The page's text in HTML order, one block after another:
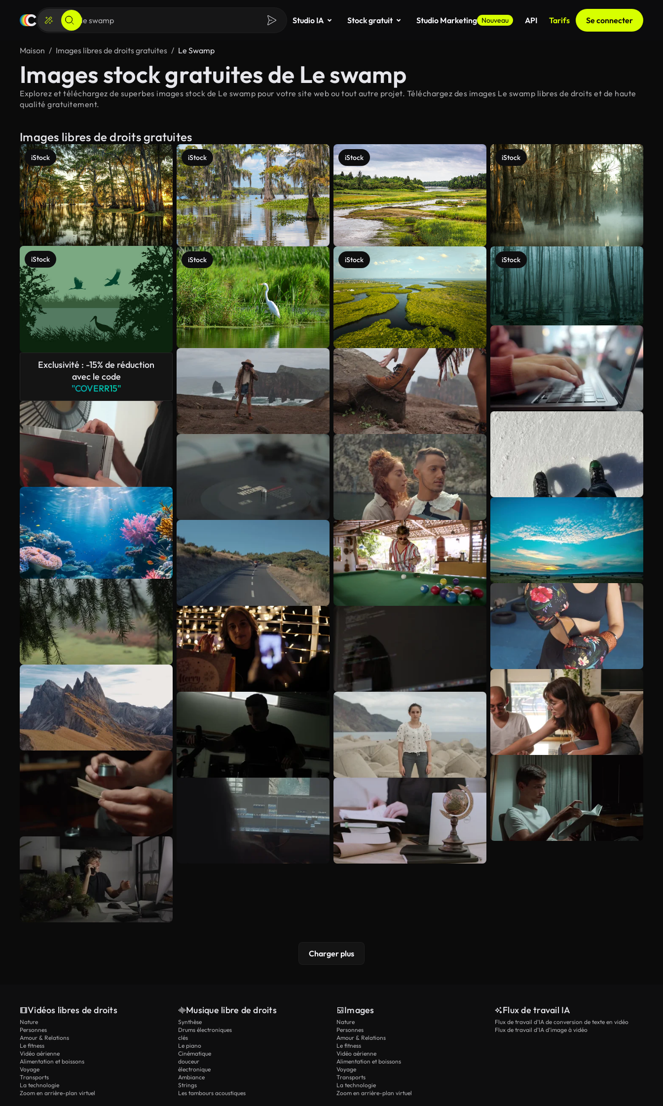
Studio IA Stock gratuit Studio Marketing Nouveau API Tarifs Se connecter
Maison Images libres de droits gratuites Le Swamp
Images stock gratuites de Le swamp
Explorez et téléchargez de superbes images stock de Le swamp pour votre site web ou tout autre projet. Téléchargez des images Le swamp libres de droits et de haute
qualité gratuitement.
Images libres de droits gratuites
iStock
iStock
Exclusivité : -15% de réduction
avec le code
"COVERR15"
iStock
iStock
iStock
iStock
iStock
iStock
Voir plus
Charger plus
Vidéos libres de droits
Nature
Personnes
Amour & Relations
Le fitness
Vidéo aérienne
Alimentation et boissons
Voyage
Transports
La technologie
Zoom en arrière-plan virtuel
Musique libre de droits
Synthèse
Drums électroniques
clés
Le piano
Cinématique
douceur
électronique
Ambiance
Strings
Les tambours acoustiques
Images
Nature
Personnes
Amour & Relations
Le fitness
Vidéo aérienne
Alimentation et boissons
Voyage
Transports
La technologie
Zoom en arrière-plan virtuel
Flux de travail IA
Flux de travail d’IA de conversion de texte en vidéo
Flux de travail d’IA d’image à vidéo